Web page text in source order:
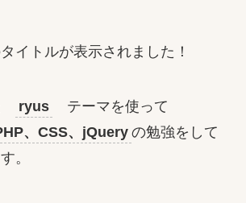
イトルが表示されました！
ryus
テーマを使って
、CSS、jQuery の勉強をして
。